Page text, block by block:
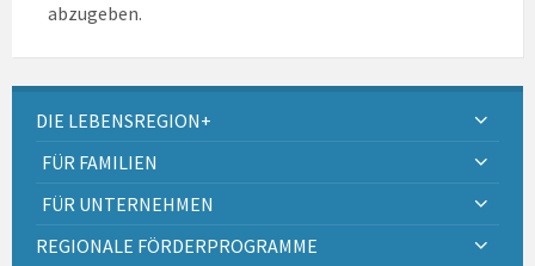
abzugeben.
DIE LEBENSREGION+
FÜR FAMILIEN
FÜR UNTERNEHMEN
REGIONALE FÖRDERPROGRAMME